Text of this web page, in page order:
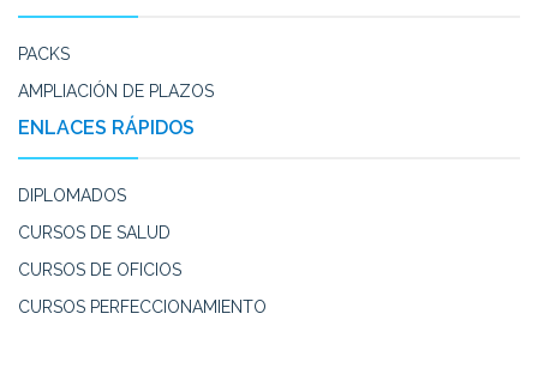
PACKS
AMPLIACIÓN DE PLAZOS
ENLACES RÁPIDOS
DIPLOMADOS
CURSOS DE SALUD
CURSOS DE OFICIOS
CURSOS PERFECCIONAMIENTO